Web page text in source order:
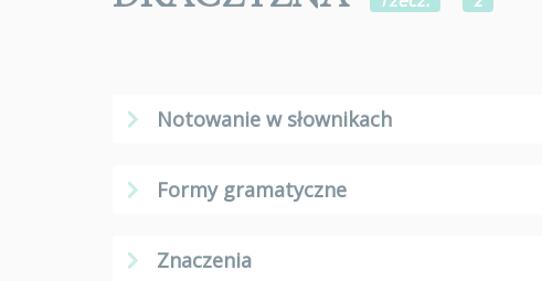
Notowanie w słownikach
Formy gramatyczne
Znaczenia